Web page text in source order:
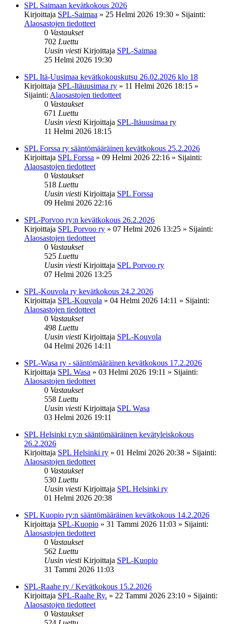
SPL Saimaan kevätkokous 2026
Kirjoittaja SPL-Saimaa » 25 Helmi 2026 19:30 » Sijainti:
Alaosastojen tiedotteet
0 Vastaukset
702 Luettu
Uusin viesti Kirjoittaja SPL-Saimaa
25 Helmi 2026 19:30
SPL Itä-Uusimaa kevätkokouskutsu 26.02.2026 klo 18
Kirjoittaja SPL-Itäuusimaa ry » 11 Helmi 2026 18:15 »
Sijainti: Alaosastojen tiedotteet
0 Vastaukset
671 Luettu
Uusin viesti Kirjoittaja SPL-Itäuusimaa ry
11 Helmi 2026 18:15
SPL Forssa ry sääntömääräinen kevätkokous 25.2.2026
Kirjoittaja SPL Forssa » 09 Helmi 2026 22:16 » Sijainti:
Alaosastojen tiedotteet
0 Vastaukset
518 Luettu
Uusin viesti Kirjoittaja SPL Forssa
09 Helmi 2026 22:16
SPL-Porvoo ry:n kevätkokous 26.2.2026
Kirjoittaja SPL Porvoo ry » 07 Helmi 2026 13:25 » Sijainti:
Alaosastojen tiedotteet
0 Vastaukset
525 Luettu
Uusin viesti Kirjoittaja SPL Porvoo ry
07 Helmi 2026 13:25
SPL-Kouvola ry kevätkokous 24.2.2026
Kirjoittaja SPL-Kouvola » 04 Helmi 2026 14:11 » Sijainti:
Alaosastojen tiedotteet
0 Vastaukset
498 Luettu
Uusin viesti Kirjoittaja SPL-Kouvola
04 Helmi 2026 14:11
SPL-Wasa ry - sääntömääräinen kevätkokous 17.2.2026
Kirjoittaja SPL Wasa » 03 Helmi 2026 19:11 » Sijainti:
Alaosastojen tiedotteet
0 Vastaukset
558 Luettu
Uusin viesti Kirjoittaja SPL Wasa
03 Helmi 2026 19:11
SPL Helsinki r.y:n sääntömääräinen kevätyleiskokous
26.2.2026
Kirjoittaja SPL Helsinki ry » 01 Helmi 2026 20:38 » Sijainti:
Alaosastojen tiedotteet
0 Vastaukset
530 Luettu
Uusin viesti Kirjoittaja SPL Helsinki ry
01 Helmi 2026 20:38
SPL Kuopio ry:n sääntömääräinen kevätkokous 14.2.2026
Kirjoittaja SPL-Kuopio » 31 Tammi 2026 11:03 » Sijainti:
Alaosastojen tiedotteet
0 Vastaukset
562 Luettu
Uusin viesti Kirjoittaja SPL-Kuopio
31 Tammi 2026 11:03
SPL-Raahe ry / Kevätkokous 15.2.2026
Kirjoittaja SPL-Raahe Ry. » 22 Tammi 2026 23:10 » Sijainti:
Alaosastojen tiedotteet
0 Vastaukset